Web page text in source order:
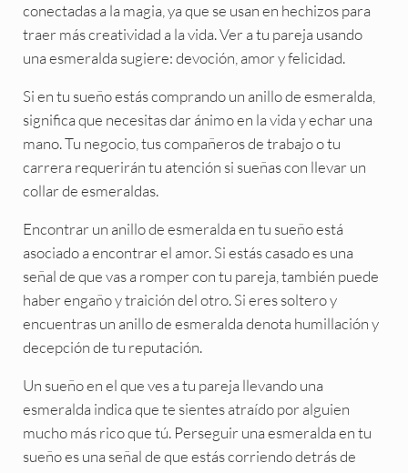
conectadas a la magia, ya que se usan en hechizos para
traer más creatividad a la vida. Ver a tu pareja usando
una esmeralda sugiere: devoción, amor y felicidad.
Si en tu sueño estás comprando un anillo de esmeralda,
significa que necesitas dar ánimo en la vida y echar una
mano. Tu negocio, tus compañeros de trabajo o tu
carrera requerirán tu atención si sueñas con llevar un
collar de esmeraldas.
Encontrar un anillo de esmeralda en tu sueño está
asociado a encontrar el amor. Si estás casado es una
señal de que vas a romper con tu pareja, también puede
haber engaño y traición del otro. Si eres soltero y
encuentras un anillo de esmeralda denota humillación y
decepción de tu reputación.
Un sueño en el que ves a tu pareja llevando una
esmeralda indica que te sientes atraído por alguien
mucho más rico que tú. Perseguir una esmeralda en tu
sueño es una señal de que estás corriendo detrás de